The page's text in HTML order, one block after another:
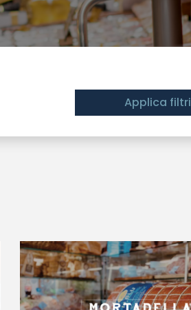
Applica filtri